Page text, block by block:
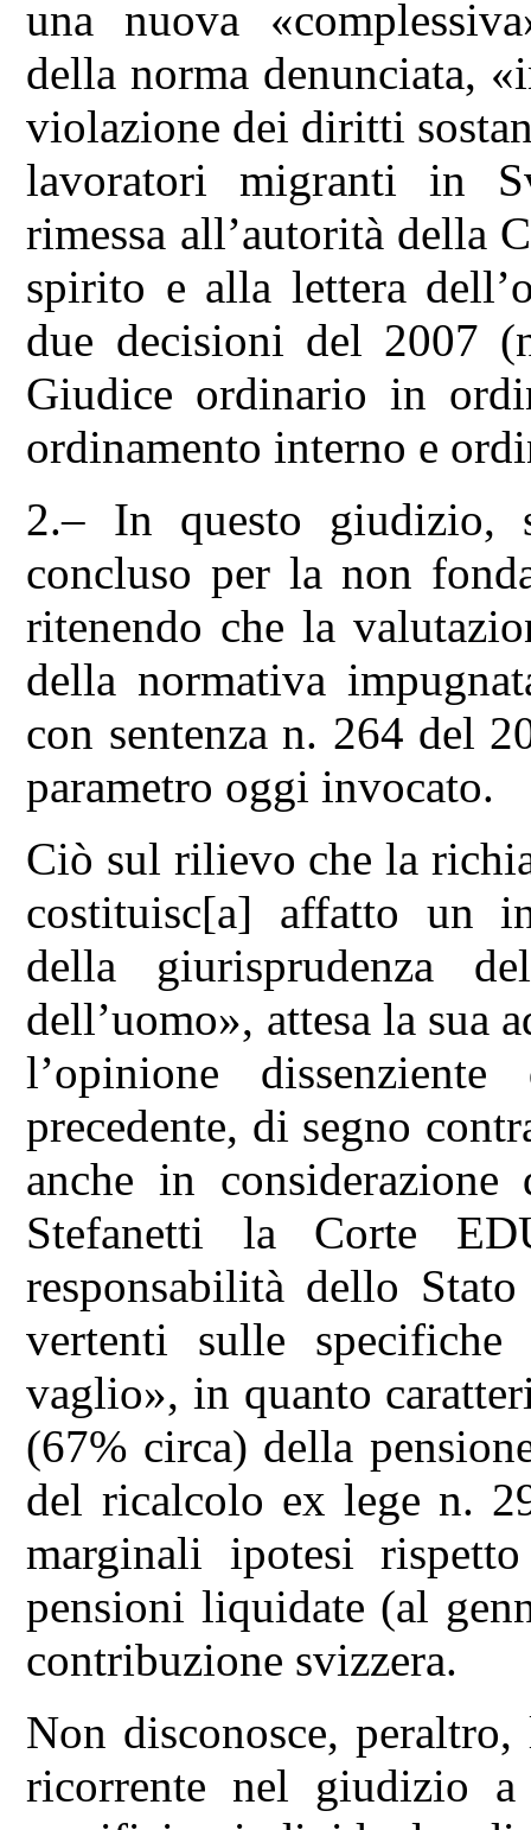
una nuova
della norma denunciata,
violazione dei diritti
lavoratori migranti in
rimessa all’autorità della
spirito e alla lettera
due decisioni del 2007
Giudice ordinario in
ordinamento interno e
2.– In questo giudizio,
concluso per la non
ritenendo che la
della normativa
con sentenza n. 264 del
parametro oggi invocato.
Ciò sul rilievo che la
costituisc[a] affatto un
della giurisprudenza
dell’uomo», attesa la sua
l’opinione
precedente, di segno
anche in
Stefanetti la Corte
responsabilità dello
vertenti sulle
vaglio», in quanto
(67% circa) della
del ricalcolo ex lege n.
marginali ipotesi
pensioni liquidate (al
contribuzione svizzera.
Non disconosce,
ricorrente nel giudizio a